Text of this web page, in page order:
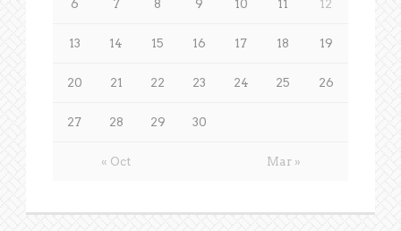
« Oct Mar »
6 7 8 9 10 11 12
13 14 15 16 17 18 19
20 21 22 23 24 25 26
27 28 29 30